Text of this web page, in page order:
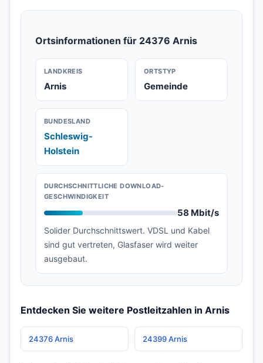
Ortsinformationen für 24376 Arnis
LANDKREIS
Arnis
ORTSTYP
Gemeinde
BUNDESLAND
Schleswig-
Holstein
DURCHSCHNITTLICHE DOWNLOAD-
GESCHWINDIGKEIT
58 Mbit/s
Solider Durchschnittswert. VDSL und Kabel
sind gut vertreten, Glasfaser wird weiter
ausgebaut.
Entdecken Sie weitere Postleitzahlen in Arnis
24376 Arnis 24399 Arnis